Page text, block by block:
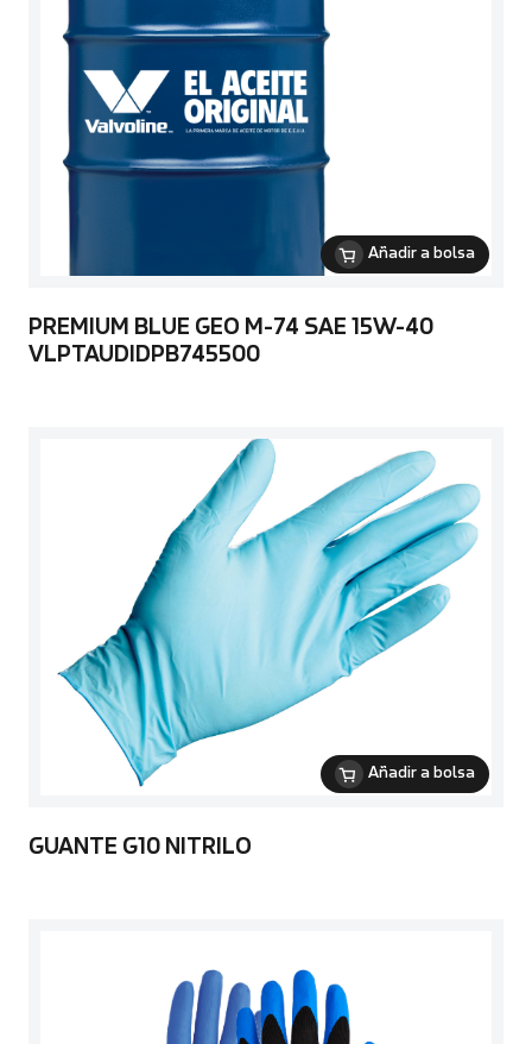
Añadir a bolsa
PREMIUM BLUE GEO M-74 SAE 15W-40
VLPTAUDIDPB745500
Añadir a bolsa
GUANTE G10 NITRILO